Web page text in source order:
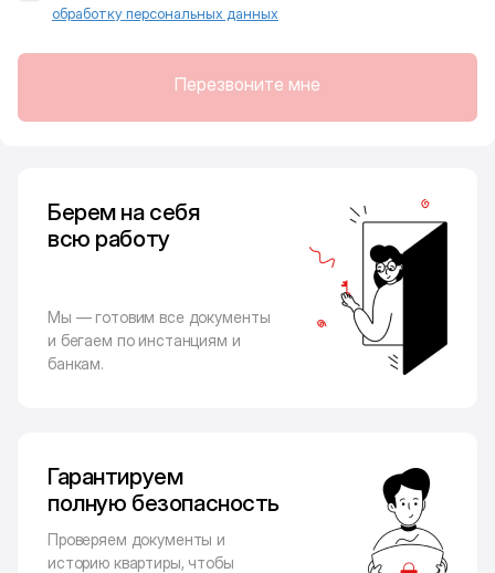
обработку персональных данных
Перезвоните мне
Берем на себя
всю работу
Мы — готовим все документы
и бегаем по инстанциям и
банкам.
Гарантируем
полную безопасность
Проверяем документы и
историю квартиры, чтобы